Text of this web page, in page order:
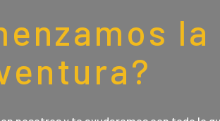
la